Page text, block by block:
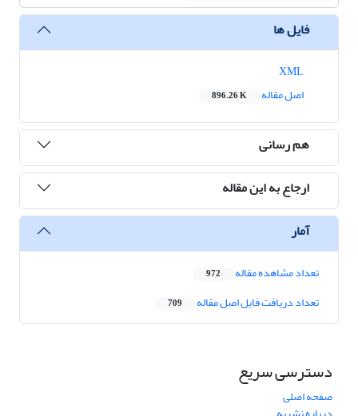
فایل ها
اصل مقاله
896.26 K
هم رسانی
ارجاع به این مقاله
آمار
تعداد مشاهده مقاله 972
تعداد دریافت فایل اصل مقاله 709
دسترسی سریع
صفحه اصلی